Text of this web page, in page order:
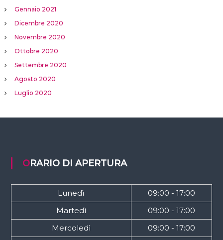
Gennaio 2021
Dicembre 2020
Novembre 2020
Ottobre 2020
Settembre 2020
Agosto 2020
Luglio 2020
ORARIO DI APERTURA
Lunedì
09:00 - 17:00
Martedì
09:00 - 17:00
Mercoledì
09:00 - 17:00